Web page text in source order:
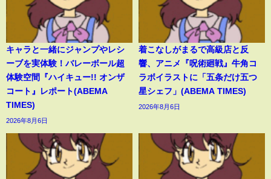
キャラと一緒にジャンプやレシ
ーブを実体験！バレーボール超
体験空間『ハイキュー!! オンザ
コート』レポート(ABEMA
TIMES)
2026年8月6日
着こなしがまるで高級店と反
響、アニメ『呪術廻戦』牛角コ
ラボイラストに「五条だけ五つ
星シェフ」(ABEMA TIMES)
2026年8月6日